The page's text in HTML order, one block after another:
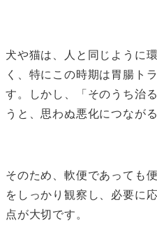
犬や猫は、人と同じように
く、特にこの時期は胃腸ト
す。しかし、「そのうち治
うと、思わぬ悪化につなが
そのため、軟便であっても
をしっかり観察し、必要に
点が大切です。